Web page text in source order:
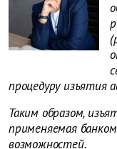
процедуру изъятия
Таким образом,
применяемая банком
возможностей.